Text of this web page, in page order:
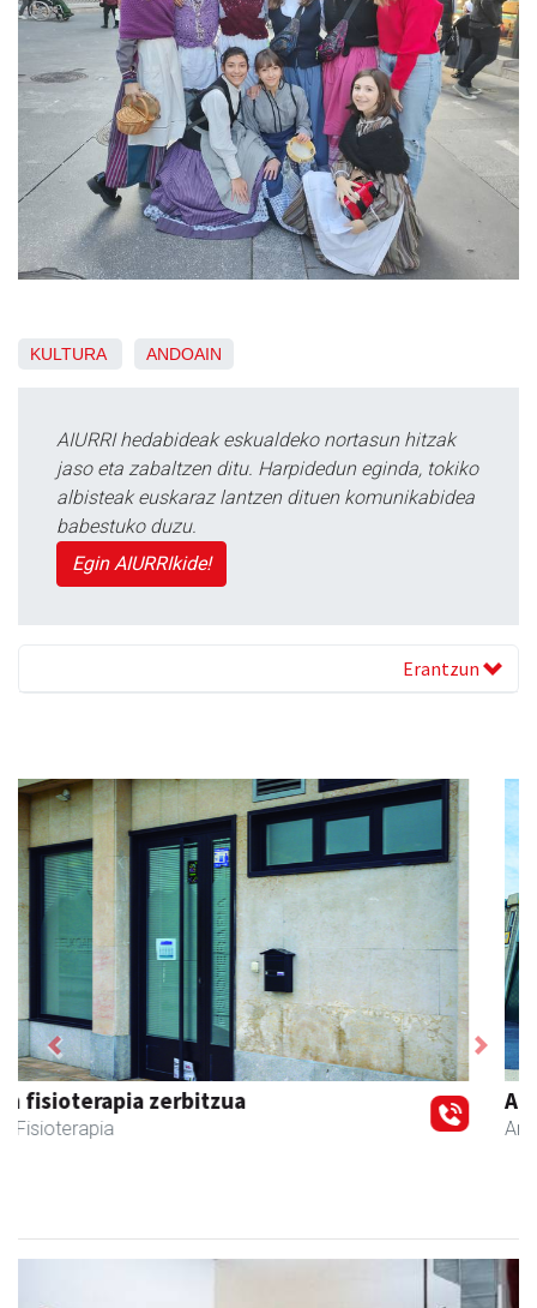
KULTURA ANDOAIN
AIURRI hedabideak eskualdeko nortasun hitzak
jaso eta zabaltzen ditu. Harpidedun eginda, tokiko
albisteak euskaraz lantzen dituen komunikabidea
babestuko duzu.
Egin AIURRIkide!
Erantzun
Azkain motoak
Andoain - Motor dendak
Previous Next